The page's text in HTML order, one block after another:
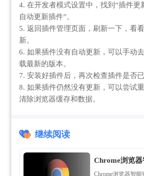
4. 在开发者模式设置中，找到“插件更
自动更新插件”。
5. 返回插件管理页面，刷新一下，看
新。
6. 如果插件没有自动更新，可以手动
载最新的版本。
7. 安装好插件后，再次检查插件是否已
8. 如果插件仍然没有更新，可以尝试
清除浏览器缓存和数据。
继续阅读
Chrome浏览
全策略应用案
Chrome浏览器智